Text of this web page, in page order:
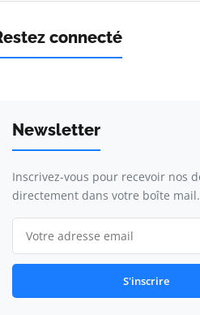
connecté
Newsletter
Inscrivez-vous pour recevoir nos
directement dans votre boîte mail.
S'inscrire